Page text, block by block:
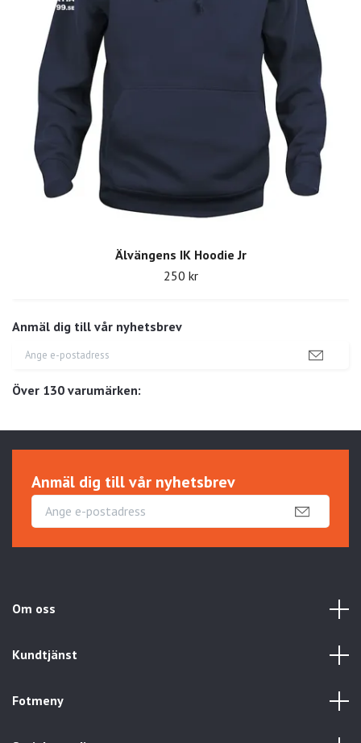
Anmäl dig till vår nyhetsbrev
Över 130 varumärken:
Älvängens IK Hoodie Jr
250 kr
Anmäl dig till vår nyhetsbrev
Om oss
Kundtjänst
Fotmeny